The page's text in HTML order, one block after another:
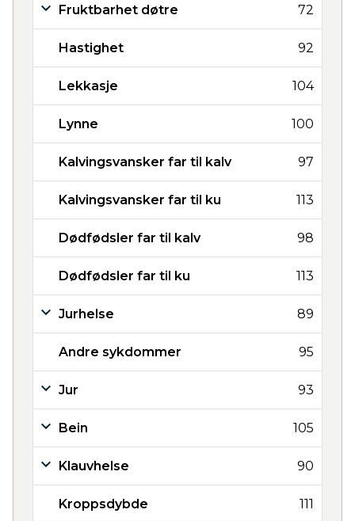
Fruktbarhet døtre 72
Hastighet 92
Lekkasje 104
Lynne 100
Kalvingsvansker far til kalv 97
Kalvingsvansker far til ku 113
Dødfødsler far til kalv 98
Dødfødsler far til ku 113
Jurhelse 89
Andre sykdommer 95
Jur 93
Bein 105
Klauvhelse 90
Kroppsdybde 111